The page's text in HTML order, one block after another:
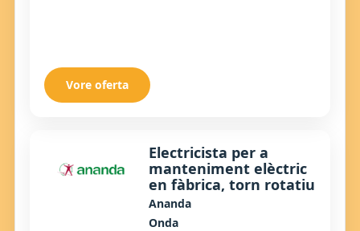
Vore oferta
Electricista per a
manteniment elèctric
en fàbrica, torn rotatiu
Ananda
Onda